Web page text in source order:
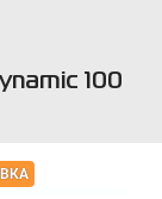
100